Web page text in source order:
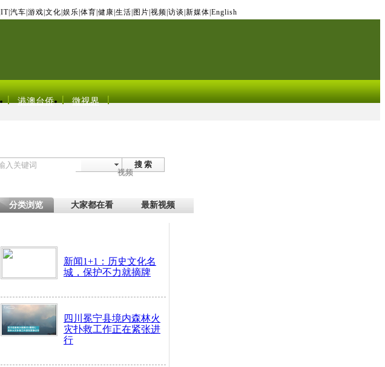
IT| 汽车 游戏 文化 娱乐 体育 健康 生活 图片 视频 访谈 新媒体 English
港澳台侨 微视界
搜 索
视频
分类浏览 大家都在看 最新视频
新闻1+1：历史文化名
城，保护不力就摘牌
四川冕宁县境内森林火
灾扑救工作正在紧张进
行